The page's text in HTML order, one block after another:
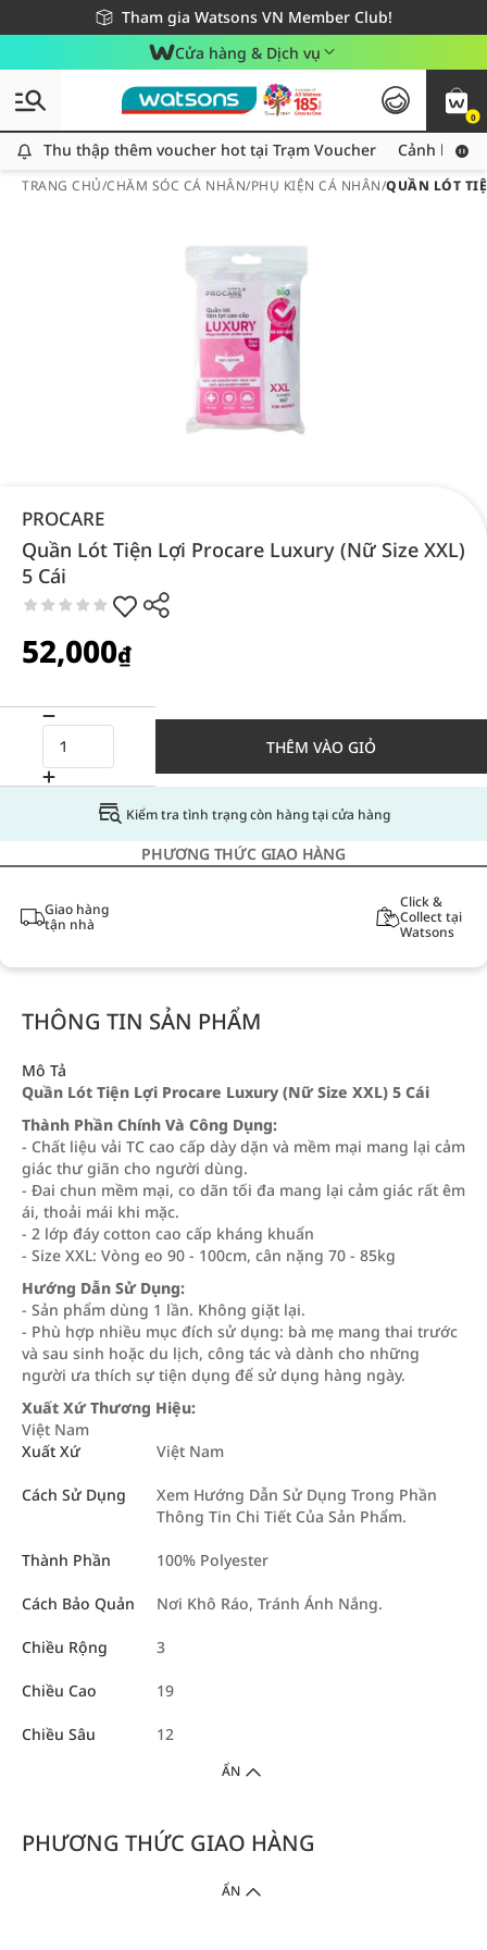
Tham gia Watsons VN Member Club!
Miễn phí giao hàng cho đơn hàng từ 249,000Đ
Giao hàng nhanh 24h - Áp dụng khu vực TP. Hồ Chí Minh
Cửa hàng & Dịch vụ
0
Thu thập thêm voucher hot tại Trạm Voucher
Thu thập thêm voucher hot tại Trạm Voucher Cảnh báo
TRANG CHỦ/CHĂM SÓC CÁ NHÂN/PHỤ KIỆN CÁ NHÂN/QUẦN LÓT
PROCARE
Quần Lót Tiện Lợi Procare Luxury (Nữ Size XXL)
5 Cái
52,000₫
THÊM VÀO GIỎ
Kiểm tra tình trạng còn hàng tại cửa hàng
PHƯƠNG THỨC GIAO HÀNG
Giao hàng
tận nhà
Click &
Collect tại
Watsons
THÔNG TIN SẢN PHẨM
Mô Tả
Quần Lót Tiện Lợi Procare Luxury (Nữ Size XXL) 5 Cái
Thành Phần Chính Và Công Dụng:
- Chất liệu vải TC cao cấp dày dặn và mềm mại mang lại cảm
giác thư giãn cho người dùng.
- Đai chun mềm mại, co dãn tối đa mang lại cảm giác rất êm
ái, thoải mái khi mặc.
- 2 lớp đáy cotton cao cấp kháng khuẩn
- Size XXL: Vòng eo 90 - 100cm, cân nặng 70 - 85kg
Hướng Dẫn Sử Dụng:
- Sản phẩm dùng 1 lần. Không giặt lại.
- Phù hợp nhiều mục đích sử dụng: bà mẹ mang thai trước
và sau sinh hoặc du lịch, công tác và dành cho những
người ưa thích sự tiện dụng để sử dụng hàng ngày.
Xuất Xứ Thương Hiệu:
Việt Nam
Xuất Xứ
Việt Nam
Cách Sử Dụng
Xem Hướng Dẫn Sử Dụng Trong Phần
Thông Tin Chi Tiết Của Sản Phẩm.
Thành Phần 100% Polyester
Cách Bảo Quản Nơi Khô Ráo, Tránh Ánh Nắng.
Chiều Rộng 3
Chiều Cao 19
Chiều Sâu 12
ẨN
PHƯƠNG THỨC GIAO HÀNG
ẨN